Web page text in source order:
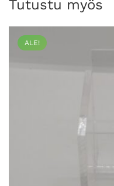
Tutustu myös
ALE!